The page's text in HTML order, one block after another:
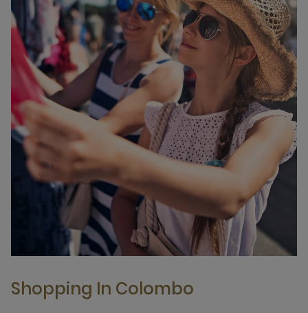
Shopping In Colombo